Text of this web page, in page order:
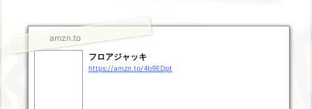
amzn.to
フロアジャッキ
https://amzn.to/4b9EDpt